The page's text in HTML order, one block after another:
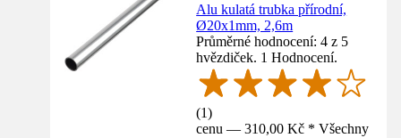
Alu kulatá trubka přírodní,
Ø20x1mm, 2,6m
Průměrné hodnocení: 4 z 5
hvězdiček. 1 Hodnocení.
(1)
cenu — 310,00 Kč * Všechny